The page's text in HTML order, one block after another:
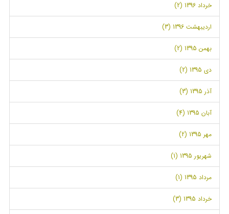
خرداد 1396 (2)
اردیبهشت 1396 (3)
بهمن 1395 (2)
دی 1395 (2)
آذر 1395 (3)
آبان 1395 (4)
مهر 1395 (2)
شهریور 1395 (1)
مرداد 1395 (1)
خرداد 1395 (3)